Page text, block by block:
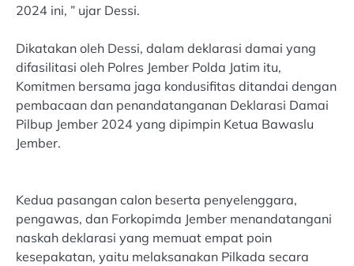
2024 ini, ” ujar Dessi.
Dikatakan oleh Dessi, dalam deklarasi damai yang
difasilitasi oleh Polres Jember Polda Jatim itu,
Komitmen bersama jaga kondusifitas ditandai dengan
pembacaan dan penandatanganan Deklarasi Damai
Pilbup Jember 2024 yang dipimpin Ketua Bawaslu
Jember.
Kedua pasangan calon beserta penyelenggara,
pengawas, dan Forkopimda Jember menandatangani
naskah deklarasi yang memuat empat poin
kesepakatan, yaitu melaksanakan Pilkada secara